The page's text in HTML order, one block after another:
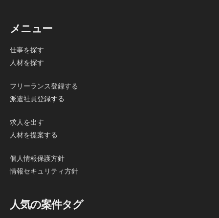
メニュー
仕事を探す
人材を探す
フリーランス登録する
派遣社員登録する
求人を出す
人材を提案する
個人情報保護方針
情報セキュリティ方針
人気の案件タグ